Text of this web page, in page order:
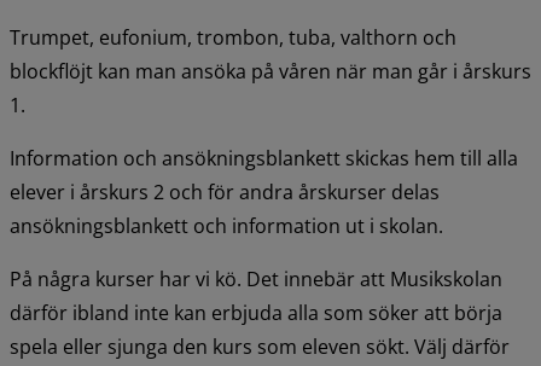
Trumpet, eufonium, trombon, tuba, valthorn och
blockflöjt kan man ansöka på våren när man går i årskurs
1.
Information och ansökningsblankett skickas hem till alla
elever i årskurs 2 och för andra årskurser delas
ansökningsblankett och information ut i skolan.
På några kurser har vi kö. Det innebär att Musikskolan
därför ibland inte kan erbjuda alla som söker att börja
spela eller sjunga den kurs som eleven sökt. Välj därför